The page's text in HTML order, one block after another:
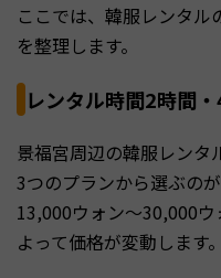
ここでは、韓服レンタ
を整理します。
レンタル時間2時間
景福宮周辺の韓服レンタ
3つのプランから選ぶの
13,000ウォン〜30,000
よって価格が変動します。